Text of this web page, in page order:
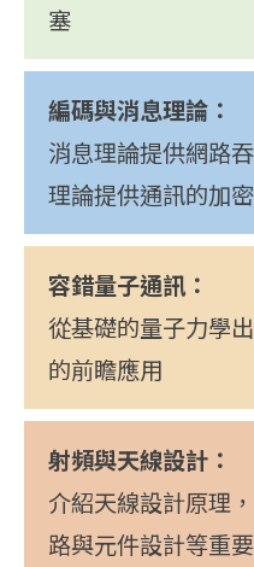
塞
編碼與消息理論：
消息理論提供網路
理論提供通訊的加
容錯量子通訊：
從基礎的量子力學
的前瞻應用
射頻與天線設計：
介紹天線設計原理
路與元件設計等重